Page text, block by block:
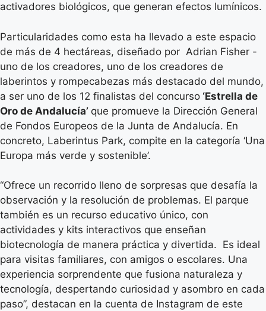
activadores biológicos, que generan efectos lumínicos.
Particularidades como esta ha llevado a este espacio
de más de 4 hectáreas, diseñado por Adrian Fisher -
uno de los creadores, uno de los creadores de
laberintos y rompecabezas más destacado del mundo,
a ser uno de los 12 finalistas del concurso ‘Estrella de
Oro de Andalucía’ que promueve la Dirección General
de Fondos Europeos de la Junta de Andalucía. En
concreto, Laberintus Park, compite en la categoría ‘Una
Europa más verde y sostenible’.
“Ofrece un recorrido lleno de sorpresas que desafía la
observación y la resolución de problemas. El parque
también es un recurso educativo único, con
actividades y kits interactivos que enseñan
biotecnología de manera práctica y divertida. Es ideal
para visitas familiares, con amigos o escolares. Una
experiencia sorprendente que fusiona naturaleza y
tecnología, despertando curiosidad y asombro en cada
paso”, destacan en la cuenta de Instagram de este